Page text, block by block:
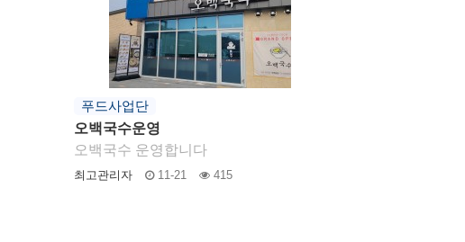
푸드사업단
오백국수운영
오백국수 운영합니다
최고관리자 11-21 415